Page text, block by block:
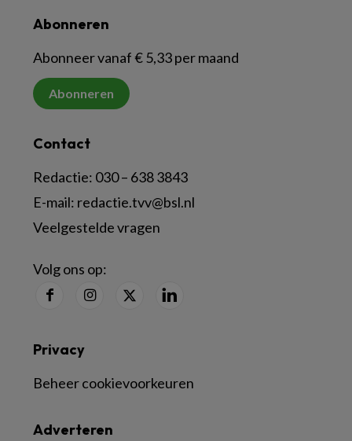
Abonneren
Abonneer vanaf € 5,33 per maand
Abonneren
Contact
Redactie: 030 – 638 3843
E-mail: redactie.tvv@bsl.nl
Veelgestelde vragen
Volg ons op:
Adverteren
Privacy
Beheer cookievoorkeuren